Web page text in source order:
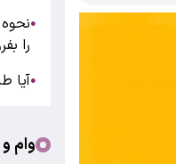
●
را
●آیا طلا
وام